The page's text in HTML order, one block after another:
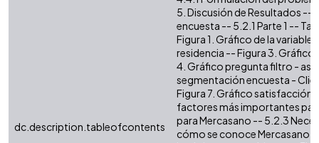
dc.description.tableofcontents
5. Discusión de Resultados --
encuesta -- 5.2.1 Parte 1 --
Figura 1. Gráfico de la
residencia -- Figura 3.
4. Gráfico pregunta filtro -
segmentación encuesta -
Figura 7. Gráfico satisfacción
factores más importantes
para Mercasano -- 5.2.3
cómo se conoce Mercasano